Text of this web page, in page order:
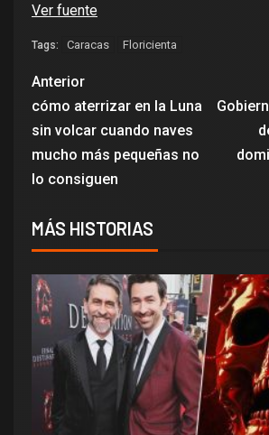
Ver fuente
Tags: Caracas Floricienta
Anterior
cómo aterrizar en la Luna
sin volcar cuando naves
mucho más pequeñas no
lo consiguen
MÁS HISTORIAS